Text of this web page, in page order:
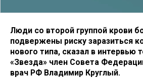
Люди со второй группой крови
подвержены риску заразиться
нового типа, сказал в интервью
«Звезда» член Совета
врач РФ Владимир Круглый.